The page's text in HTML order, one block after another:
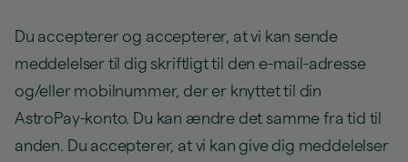
Du accepterer og accepterer, at vi kan sende
meddelelser til dig skriftligt til den e-mail-adresse
og/eller mobilnummer, der er knyttet til din
AstroPay-konto. Du kan ændre det samme fra tid til
anden. Du accepterer, at vi kan give dig meddelelser